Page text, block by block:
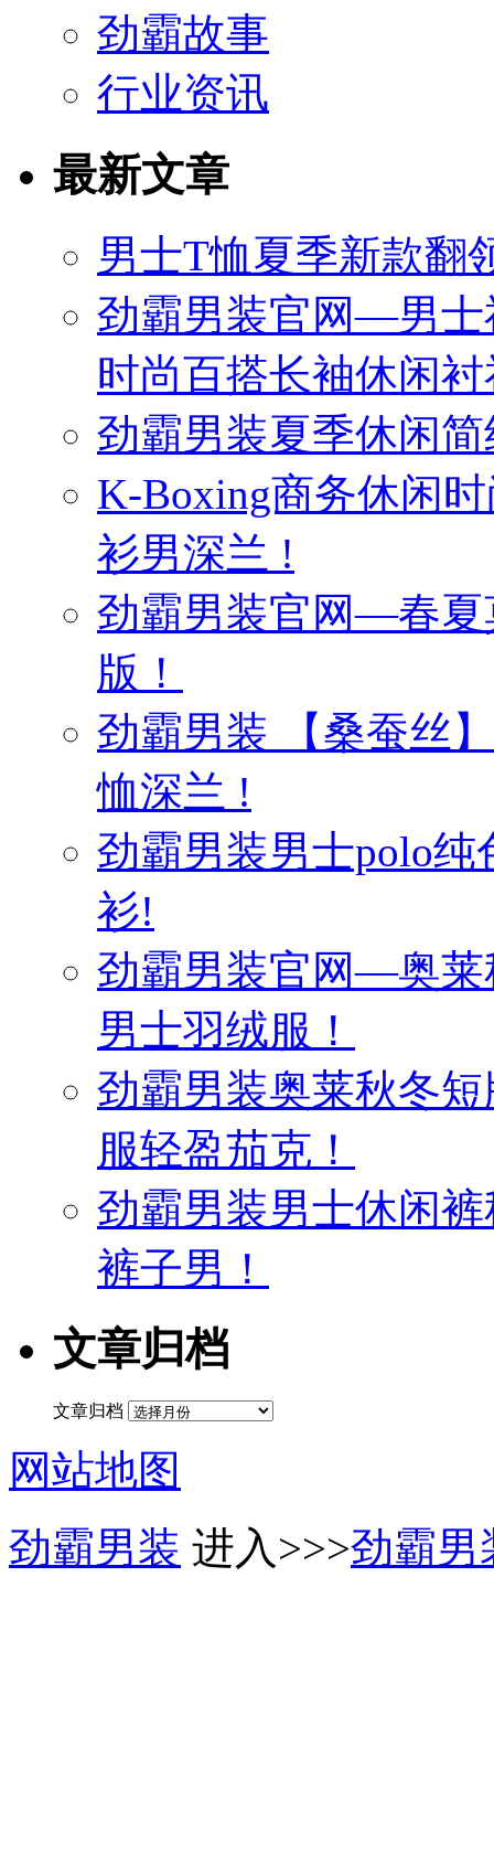
劲霸故事
行业资讯
最新文章
男士T恤夏季新款翻
劲霸男装官网—男士
时尚百搭长袖休闲
劲霸男装夏季休闲
K-Boxing商务休闲
衫男深兰 !
劲霸男装官网—春夏
版！
劲霸男装 【桑蚕丝
恤深兰 !
劲霸男装男士polo
衫!
劲霸男装官网—奥莱
男士羽绒服！
劲霸男装奥莱秋冬
服轻盈茄克！
劲霸男装男士休闲
裤子男！
文章归档
文章归档
网站地图
劲霸男装 进入>>>劲霸男